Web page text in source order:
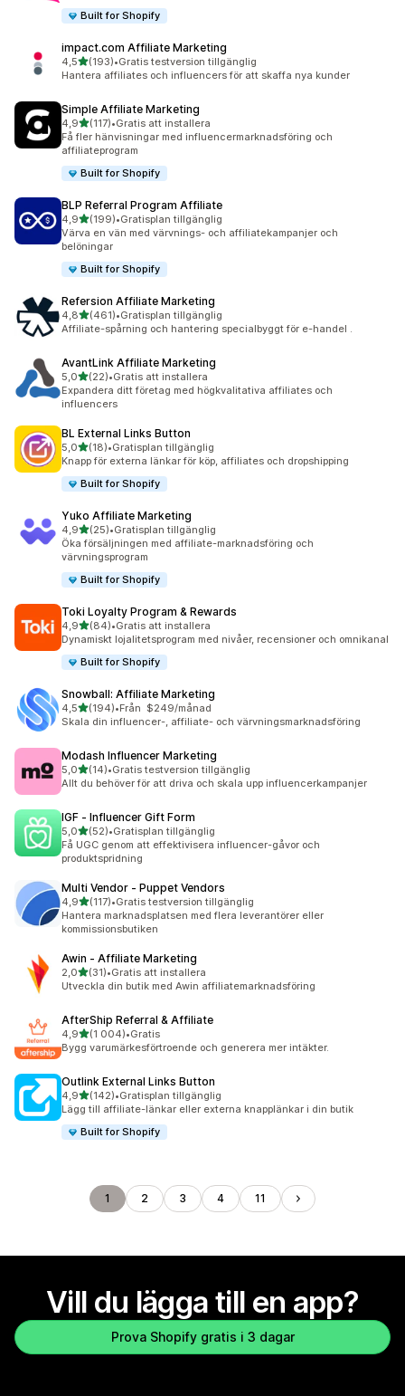
Built for Shopify
impact.com Affiliate Marketing
4,5av 5 stjärnor
(193)
193 recensioner totalt
•Gratis testversion tillgänglig
Hantera affiliates och influencers för att skaffa nya kunder
Simple Affiliate Marketing
4,9av 5 stjärnor
(117)
117 recensioner totalt
•Gratis att installera
Få fler hänvisningar med influencermarknadsföring och
affiliateprogram
Built for Shopify
BLP Referral Program Affiliate
4,9av 5 stjärnor
(199)
199 recensioner totalt
•Gratisplan tillgänglig
Värva en vän med värvnings- och affiliatekampanjer och
belöningar
Built for Shopify
Refersion Affiliate Marketing
4,8av 5 stjärnor
(461)
461 recensioner totalt
•Gratisplan tillgänglig
Affiliate-spårning och hantering specialbyggt för e-handel .
AvantLink Affiliate Marketing
5,0av 5 stjärnor
(22)
22 recensioner totalt
•Gratis att installera
Expandera ditt företag med högkvalitativa affiliates och
influencers
BL External Links Button
5,0av 5 stjärnor
(18)
18 recensioner totalt
•Gratisplan tillgänglig
Knapp för externa länkar för köp, affiliates och dropshipping
Built for Shopify
Yuko Affiliate Marketing
4,9av 5 stjärnor
(25)
25 recensioner totalt
•Gratisplan tillgänglig
Öka försäljningen med affiliate-marknadsföring och
värvningsprogram
Built for Shopify
Toki Loyalty Program & Rewards
4,9av 5 stjärnor
(84)
84 recensioner totalt
•Gratis att installera
Dynamiskt lojalitetsprogram med nivåer, recensioner och omnikanal
Built for Shopify
Snowball: Affiliate Marketing
4,5av 5 stjärnor
(194)
194 recensioner totalt
•Från $249/månad
Skala din influencer-, affiliate- och värvningsmarknadsföring
Modash Influencer Marketing
5,0av 5 stjärnor
(14)
14 recensioner totalt
•Gratis testversion tillgänglig
Allt du behöver för att driva och skala upp influencerkampanjer
IGF ‑ Influencer Gift Form
5,0av 5 stjärnor
(52)
52 recensioner totalt
•Gratisplan tillgänglig
Få UGC genom att effektivisera influencer-gåvor och
produktspridning
Multi Vendor ‑ Puppet Vendors
4,9av 5 stjärnor
(117)
117 recensioner totalt
•Gratis testversion tillgänglig
Hantera marknadsplatsen med flera leverantörer eller
kommissionsbutiken
Awin ‑ Affiliate Marketing
2,0av 5 stjärnor
(31)
31 recensioner totalt
•Gratis att installera
Utveckla din butik med Awin affiliatemarknadsföring
AfterShip Referral & Affiliate
4,9av 5 stjärnor
(1 004)
1004 recensioner totalt
•Gratis
Bygg varumärkesförtroende och generera mer intäkter.
Outlink External Links Button
4,9av 5 stjärnor
(142)
142 recensioner totalt
•Gratisplan tillgänglig
Lägg till affiliate-länkar eller externa knapplänkar i din butik
Built for Shopify
1 2 3 4 11
Vill du lägga till en app?
Prova Shopify gratis i 3 dagar